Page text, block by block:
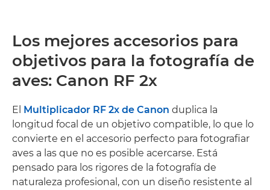
Los mejores accesorios para
objetivos para la fotografía de
aves: Canon RF 2x
El Multiplicador RF 2x de Canon duplica la
longitud focal de un objetivo compatible, lo que lo
convierte en el accesorio perfecto para fotografiar
aves a las que no es posible acercarse. Está
pensado para los rigores de la fotografía de
naturaleza profesional, con un diseño resistente al